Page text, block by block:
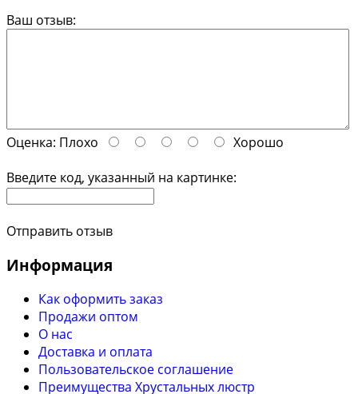
Ваш отзыв:
Оценка: Плохо
Хорошо
Введите код, указанный на картинке:
Отправить отзыв
Информация
Как оформить заказ
Продажи оптом
О нас
Доставка и оплата
Пользовательское соглашение
Преимущества Хрустальных люстр